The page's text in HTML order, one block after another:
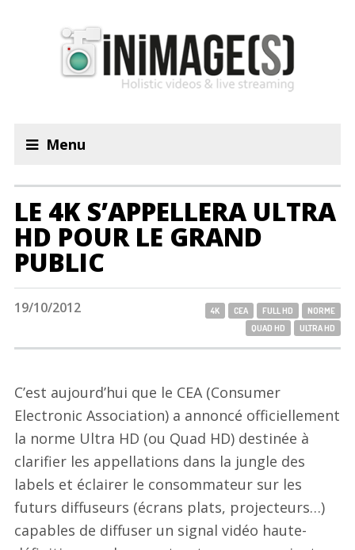
Menu
LE 4K S’APPELLERA ULTRA
HD POUR LE GRAND
PUBLIC
19/10/2012 4K CEA FULL HD
NORME
QUAD HD
ULTRA HD
C’est aujourd’hui que le CEA (Consumer
Electronic Association) a annoncé officiellement
la norme Ultra HD (ou Quad HD) destinée à
clarifier les appellations dans la jungle des
labels et éclairer le consommateur sur les
futurs diffuseurs (écrans plats, projecteurs…)
capables de diffuser un signal vidéo haute-